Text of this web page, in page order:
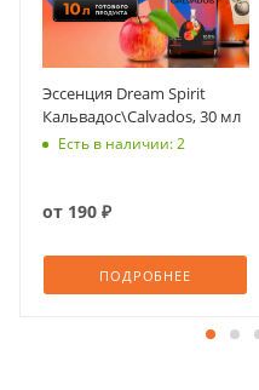
Эссенция Dream Spirit
Кальвадос\Calvados, 30 мл
Есть в наличии: 2
от 190 ₽
ПОДРОБНЕЕ